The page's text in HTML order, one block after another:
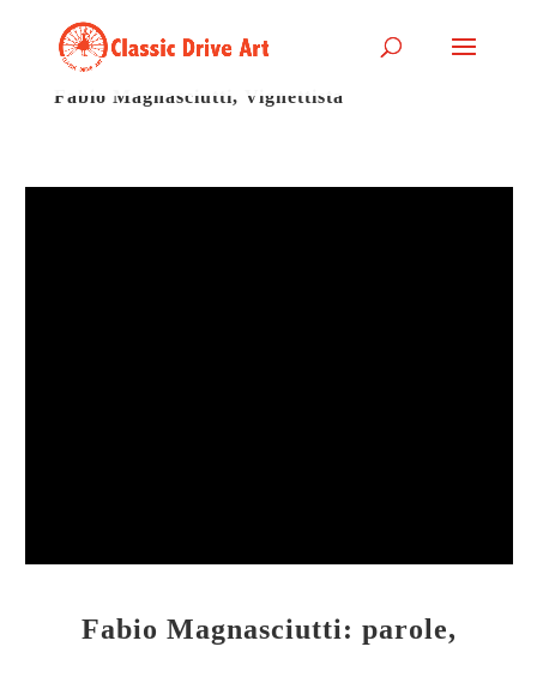
Fabio Magnasciutti, Vignettista
Fabio Magnasciutti: parole,